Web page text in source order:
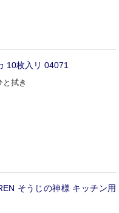
10枚入リ 04071
拭き
そうじの神様 キッチン用